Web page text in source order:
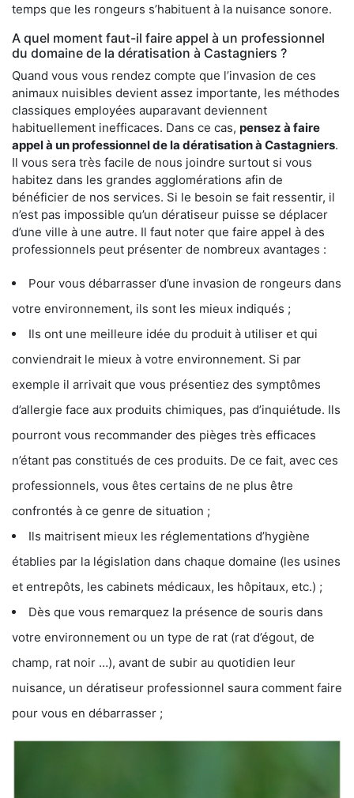
temps que les rongeurs s’habituent à la nuisance sonore.
A quel moment faut-il faire appel à un professionnel
du domaine de la dératisation à Castagniers ?
Quand vous vous rendez compte que l’invasion de ces
animaux nuisibles devient assez importante, les méthodes
classiques employées auparavant deviennent
habituellement inefficaces. Dans ce cas, pensez à faire
appel à un professionnel de la dératisation à Castagniers.
Il vous sera très facile de nous joindre surtout si vous
habitez dans les grandes agglomérations afin de
bénéficier de nos services. Si le besoin se fait ressentir, il
n’est pas impossible qu’un dératiseur puisse se déplacer
d’une ville à une autre. Il faut noter que faire appel à des
professionnels peut présenter de nombreux avantages :
Pour vous débarrasser d’une invasion de rongeurs dans
votre environnement, ils sont les mieux indiqués ;
Ils ont une meilleure idée du produit à utiliser et qui
conviendrait le mieux à votre environnement. Si par
exemple il arrivait que vous présentiez des symptômes
d’allergie face aux produits chimiques, pas d’inquiétude. Ils
pourront vous recommander des pièges très efficaces
n’étant pas constitués de ces produits. De ce fait, avec ces
professionnels, vous êtes certains de ne plus être
confrontés à ce genre de situation ;
Ils maitrisent mieux les réglementations d’hygiène
établies par la législation dans chaque domaine (les usines
et entrepôts, les cabinets médicaux, les hôpitaux, etc.) ;
Dès que vous remarquez la présence de souris dans
votre environnement ou un type de rat (rat d’égout, de
champ, rat noir …), avant de subir au quotidien leur
nuisance, un dératiseur professionnel saura comment faire
pour vous en débarrasser ;